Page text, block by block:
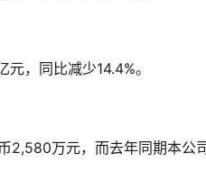
，同比减少14.4%。
2,580万元，而去年同期本公